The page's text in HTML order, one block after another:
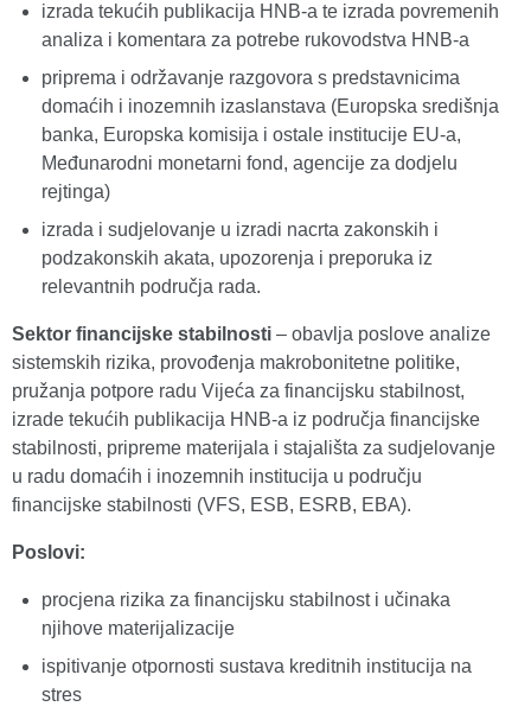
izrada tekućih publikacija HNB-a te izrada povremenih
analiza i komentara za potrebe rukovodstva HNB-a
priprema i održavanje razgovora s predstavnicima
domaćih i inozemnih izaslanstava (Europska središnja
banka, Europska komisija i ostale institucije EU-a,
Međunarodni monetarni fond, agencije za dodjelu
rejtinga)
izrada i sudjelovanje u izradi nacrta zakonskih i
podzakonskih akata, upozorenja i preporuka iz
relevantnih područja rada.
Sektor financijske stabilnosti – obavlja poslove analize
sistemskih rizika, provođenja makrobonitetne politike,
pružanja potpore radu Vijeća za financijsku stabilnost,
izrade tekućih publikacija HNB-a iz područja financijske
stabilnosti, pripreme materijala i stajališta za sudjelovanje
u radu domaćih i inozemnih institucija u području
financijske stabilnosti (VFS, ESB, ESRB, EBA).
Poslovi:
procjena rizika za financijsku stabilnost i učinaka
njihove materijalizacije
ispitivanje otpornosti sustava kreditnih institucija na
stres